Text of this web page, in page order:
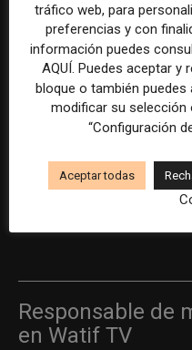
Becario/a de
creación de
Madrid ASE Athletics Híbrido
Creador/a de
Responsable de
en Watif TV
tráfico web, para
preferencias y con
información puedes
AQUÍ. Puedes aceptar y
bloque o también
modificar su selección
“Configuración
Aceptar todas